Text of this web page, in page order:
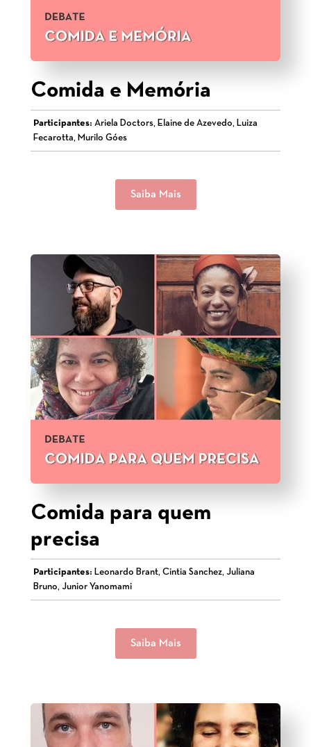
Comida e Memória
Participantes: Ariela Doctors, Elaine de Azevedo, Luiza
Fecarotta, Murilo Góes
Saiba Mais
Comida para quem
precisa
Participantes: Leonardo Brant, Cintia Sanchez, Juliana
Bruno, Junior Yanomami
Saiba Mais